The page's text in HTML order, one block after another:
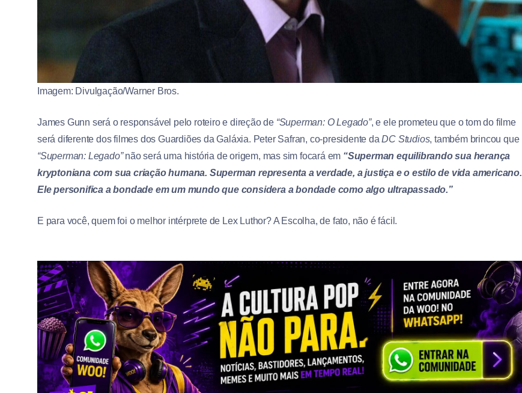
Imagem: Divulgação/Warner Bros.
James Gunn será o responsável pelo roteiro e direção de “Superman: O Legado”, e ele prometeu que o tom do filme
será diferente dos filmes dos Guardiões da Galáxia. Peter Safran, co-presidente daDC Studios, também brincou que
“Superman: Legado”não será uma história de origem, mas sim focará em “Superman equilibrando sua herança
kryptoniana com sua criação humana. Superman representa a verdade, a justiça e o estilo de vida americano.
Ele personifica a bondade em um mundo que considera a bondade como algo ultrapassado.”
E para você, quem foi o melhor intérprete de Lex Luthor? A Escolha, de fato, não é fácil.